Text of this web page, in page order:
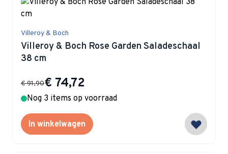
Villeroy & Boch
Villeroy & Boch Rose Garden Saladeschaal
38 cm
Special Price
€ 74,72
€ 91,90
Nog 3 items op voorraad
In winkelwagen